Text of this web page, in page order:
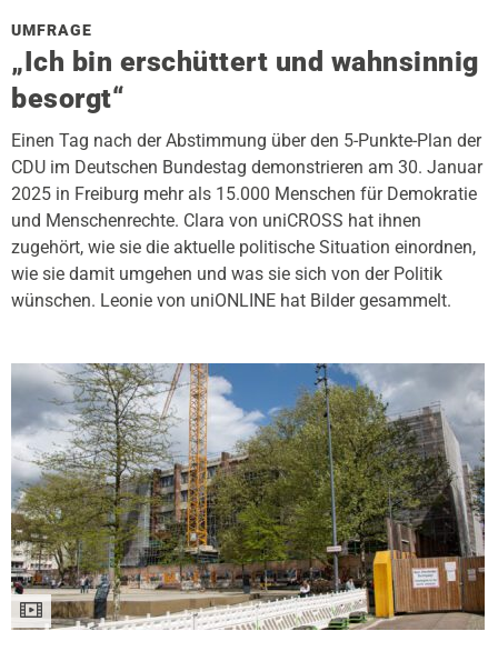
UMFRAGE
„Ich bin erschüttert und wahnsinnig
besorgt“
Einen Tag nach der Abstimmung über den 5-Punkte-Plan der
CDU im Deutschen Bundestag demonstrieren am 30. Januar
2025 in Freiburg mehr als 15.000 Menschen für Demokratie
und Menschenrechte. Clara von uniCROSS hat ihnen
zugehört, wie sie die aktuelle politische Situation einordnen,
wie sie damit umgehen und was sie sich von der Politik
wünschen. Leonie von uniONLINE hat Bilder gesammelt.